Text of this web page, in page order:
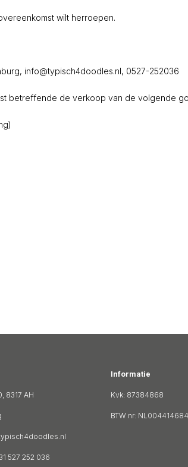
wilt herroepen.
info@typisch4doodles.nl, 0527-252036
betreffende de verkoop van de volgende
8317 AH
527 252 036
Informatie
Kvk: 87384868
BTW nr: